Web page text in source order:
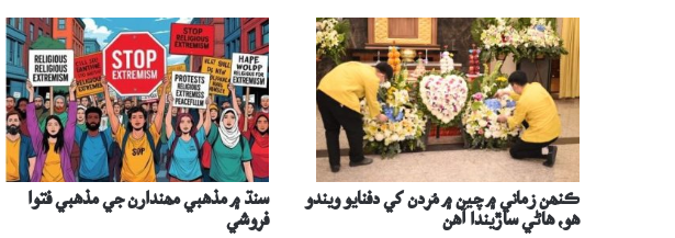
ڪنھن زماني ۾ چين ۾ مُردن کي دفنايو ويندو
ھو، ھاڻي ساڙيندا آھن
سنڌ ۾ مذھبي مھندارن جي مذھبي فتوا
فروشي